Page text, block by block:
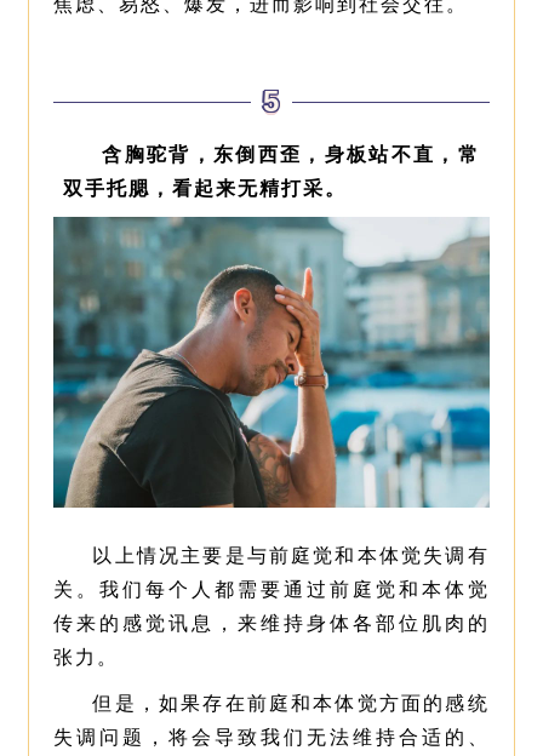
5
含胸驼背，东倒西歪，身板站不直，常
双手托腮，看起来无精打采。
以上情况主要是与前庭觉和本体觉失调有
关。我们每个人都需要通过前庭觉和本体觉
传来的感觉讯息，来维持身体各部位肌肉的
张力。
但是，如果存在前庭和本体觉方面的感统
失调问题，将会导致我们无法维持合适的、